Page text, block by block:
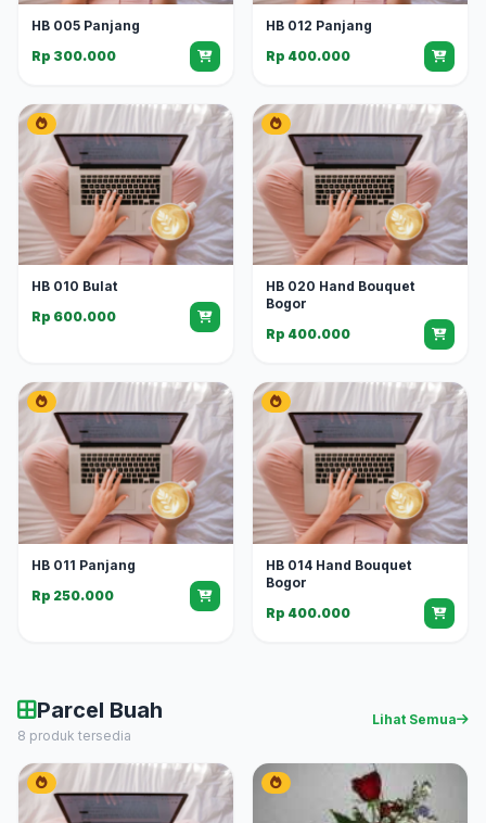
HB 005 Panjang
Rp 300.000
HB 012 Panjang
Rp 400.000
HB 010 Bulat
Rp 600.000
HB 020 Hand Bouquet
Bogor
Rp 400.000
HB 011 Panjang
Rp 250.000
HB 014 Hand Bouquet
Bogor
Rp 400.000
Parcel Buah
8 produk tersedia
Lihat Semua